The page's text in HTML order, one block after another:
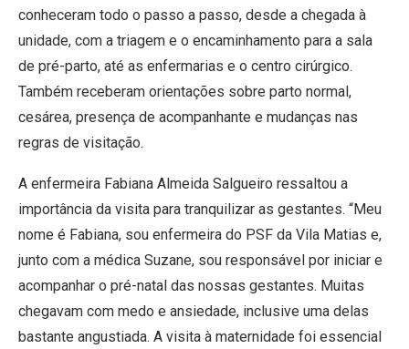
conheceram todo o passo a passo, desde a chegada à
unidade, com a triagem e o encaminhamento para a sala
de pré-parto, até as enfermarias e o centro cirúrgico.
Também receberam orientações sobre parto normal,
cesárea, presença de acompanhante e mudanças nas
regras de visitação.
A enfermeira Fabiana Almeida Salgueiro ressaltou a
importância da visita para tranquilizar as gestantes. “Meu
nome é Fabiana, sou enfermeira do PSF da Vila Matias e,
junto com a médica Suzane, sou responsável por iniciar e
acompanhar o pré-natal das nossas gestantes. Muitas
chegavam com medo e ansiedade, inclusive uma delas
bastante angustiada. A visita à maternidade foi essencial